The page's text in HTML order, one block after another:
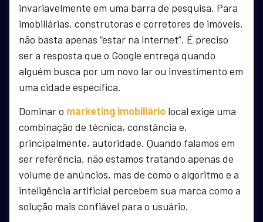
invariavelmente em uma barra de pesquisa. Para
imobiliárias, construtoras e corretores de imóveis,
não basta apenas “estar na internet”. É preciso
ser a resposta que o Google entrega quando
alguém busca por um novo lar ou investimento em
uma cidade específica.
Dominar o marketing imobiliário local exige uma
combinação de técnica, constância e,
principalmente, autoridade. Quando falamos em
ser referência, não estamos tratando apenas de
volume de anúncios, mas de como o algoritmo e a
inteligência artificial percebem sua marca como a
solução mais confiável para o usuário.